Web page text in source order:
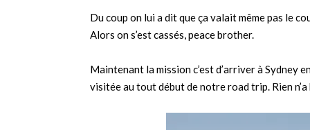
Du coup on lui a dit que ça valait même pas le
Alors on s’est cassés, peace brother.
Maintenant la mission c’est d’arriver à Sydney
visitée au tout début de notre road trip. Rien